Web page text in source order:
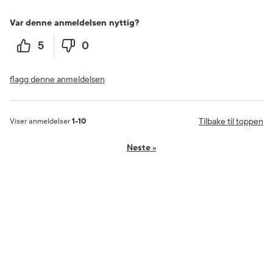
Var denne anmeldelsen nyttig?
5 0
flagg denne anmeldelsen
Viser anmeldelser 1-10 Tilbake til toppen
Neste»